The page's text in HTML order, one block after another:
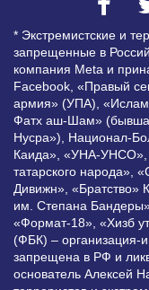
* Экстремистские и
запрещенные в
компания Meta и
Facebook, «Правый
армия» (УПА),
Фатх аш-Шам»
Нусра»), Национал-
Каида», «УНА-УНСО»,
татарского народа»,
Дивижн», «Братство»
им. Степана
«Формат-18», «Хизб
(ФБК) – организация-
запрещена в РФ и
основатель Алексей